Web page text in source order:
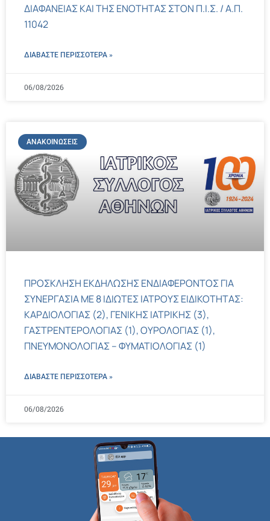
ΔΙΑΦΑΝΕΙΑΣ ΚΑΙ ΤΗΣ ΕΝΟΤΗΤΑΣ ΣΤΟΝ Π.Ι.Σ. / Α.Π.
11042
ΔΙΑΒΑΣΤΕ ΠΕΡΙΣΣΌΤΕΡΑ »
06/08/2026
ΑΝΑΚΟΙΝΏΣΕΙΣ
ΠΡΟΣΚΛΗΣΗ ΕΚΔΗΛΩΣΗΣ ΕΝΔΙΑΦΕΡΟΝΤΟΣ ΓΙΑ
ΣΥΝΕΡΓΑΣΙΑ ΜΕ 8 ΙΔΙΩΤΕΣ ΙΑΤΡΟΥΣ ΕΙΔΙΚΟΤΗΤΑΣ:
ΚΑΡΔΙΟΛΟΓΙΑΣ (2), ΓΕΝΙΚΗΣ ΙΑΤΡΙΚΗΣ (3),
ΓΑΣΤΡΕΝΤΕΡΟΛΟΓΙΑΣ (1), ΟΥΡΟΛΟΓΙΑΣ (1),
ΠΝΕΥΜΟΝΟΛΟΓΙΑΣ – ΦΥΜΑΤΙΟΛΟΓΙΑΣ (1)
ΔΙΑΒΑΣΤΕ ΠΕΡΙΣΣΌΤΕΡΑ »
06/08/2026